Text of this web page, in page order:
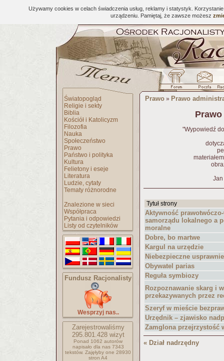
Używamy cookies w celach świadczenia usług, reklamy i statystyk.
urządzeniu. Pamiętaj, że zawsze możesz
Światopogląd
Religie i sekty
Biblia
Kościół i Katolicyzm
Filozofia
Nauka
Społeczeństwo
Prawo
Państwo i polityka
Kultura
Felietony i eseje
Literatura
Ludzie, cytaty
Tematy różnorodne
Znalezione w sieci
Współpraca
Pytania i odpowiedzi
Listy od czytelników
Fundusz Racjonalisty
Wesprzyj nas..
Zarejestrowaliśmy
295.801.428wizyt
Ponad 1062 autorów
napisało dla nas 7343
tekstów. Zajęłyby one 28930
stron A4
Prawo » Prawo
"Wypowiedź
Jan
Tytuł strony
Aktywność
samorządu lokalnego a
moralne
Dobre, bo martwe
Kargul na urzędzie
Niebezpieczne
Obywatel parias
Reguła symbiozy
Rozpoznawanie skarg i
przekazywanych przez
Szeryf w mieście
Urzędnik – zjawisko
Zamglona przejrzystość
« Dział nadrzędny